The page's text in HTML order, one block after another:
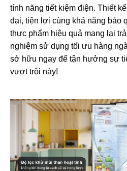
tính năng tiết kiệm điện. Thiết
đại, tiện lợi cùng khả năng bảo
thực phẩm hiệu quả mang lại
nghiệm sử dụng tối ưu hàng
sở hữu ngay để tận hưởng sự
vượt trội này!